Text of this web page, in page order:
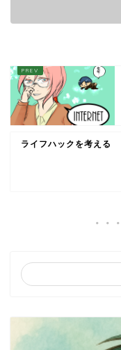
ライフハックを考える